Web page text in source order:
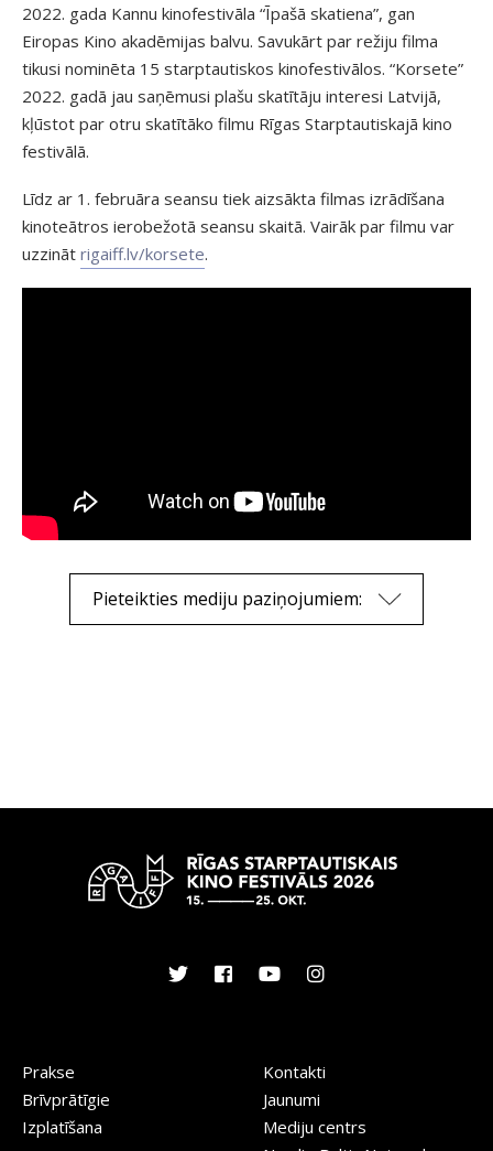
2022. gada Kannu kinofestivāla “Īpašā skatiena”, gan
Eiropas Kino akadēmijas balvu. Savukārt par režiju filma
tikusi nominēta 15 starptautiskos kinofestivālos. “Korsete”
2022. gadā jau saņēmusi plašu skatītāju interesi Latvijā,
kļūstot par otru skatītāko filmu Rīgas Starptautiskajā kino
festivālā.
Līdz ar 1. februāra seansu tiek aizsākta filmas izrādīšana
kinoteātros ierobežotā seansu skaitā. Vairāk par filmu var
uzzināt rigaiff.lv/korsete.
Pieteikties mediju paziņojumiem:
Prakse
Brīvprātīgie
Izplatīšana
Kontakti
Jaunumi
Mediju centrs